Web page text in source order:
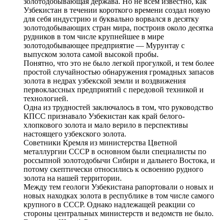
Узбекистан в течении короткого времени создал новую
для себя индустрию и буквально ворвался в десятку
золотодобывающих стран мира, построив около десятка
рудников в том числе крупнейшее в мире
золотодобывающее предприятие — Мурунтау с
выпуском золота самой высокой пробы.
Понятно, что это не было легкой прогулкой, и тем более
простой случайностью обнаружения громадных запасов
золота в недрах узбекской земли и воздвижения
первоклассных предприятий с передовой техникой и
технологией.
Одна из трудностей заключалось в том, что руководство
КПСС признавало Узбекистан как край белого-
хлопкового золота и мало верило в перспективы
настоящего узбекского золота.
Советники Кремля из министерства Цветной
металлургии СССР в основном были специалисты по
россыпной золотодобычи Сибири и дальнего Востока, и
потому скептически относились к освоению рудного
золота на нашей территории.
Между тем геологи Узбекистана рапортовали о новых и
новых находках золота в республике в том числе самого
крупного в СССР. Однако надлежащей реакции со
стороны центральных министерств и ведомств не было.